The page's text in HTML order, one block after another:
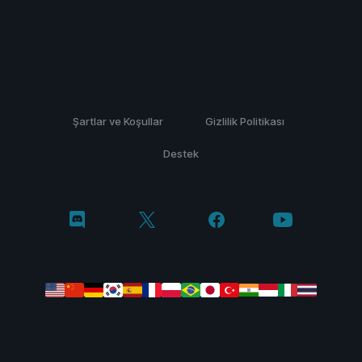
Şartlar ve Koşullar Gizlilik Politikası
Destek